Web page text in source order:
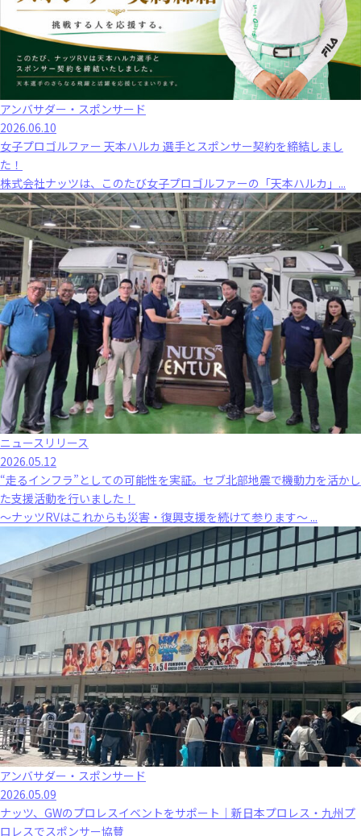
アンバサダー・スポンサード
2026.06.10
女子プロゴルファー 天本ハルカ 選手とスポンサー契約を締結しまし
た！
株式会社ナッツは、このたび女子プロゴルファーの「天本ハルカ」...
ニュースリリース
2026.05.12
“走るインフラ”としての可能性を実証。セブ北部地震で機動力を活かし
た支援活動を行いました！
～ナッツRVはこれからも災害・復興支援を続けて参ります～ ...
アンバサダー・スポンサード
2026.05.09
ナッツ、GWのプロレスイベントをサポート｜新日本プロレス・九州プ
ロレスでスポンサー協賛